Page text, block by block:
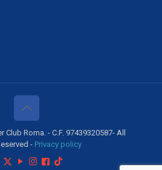
Roma. - C.F. 97439320587- All
- Privacy policy